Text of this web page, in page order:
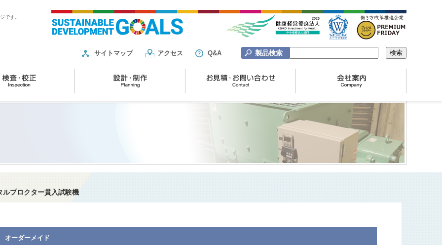
です。
サイトマップ アクセス Q&A 製品検索
ルプロクター貫入試験機
オーダーメイド